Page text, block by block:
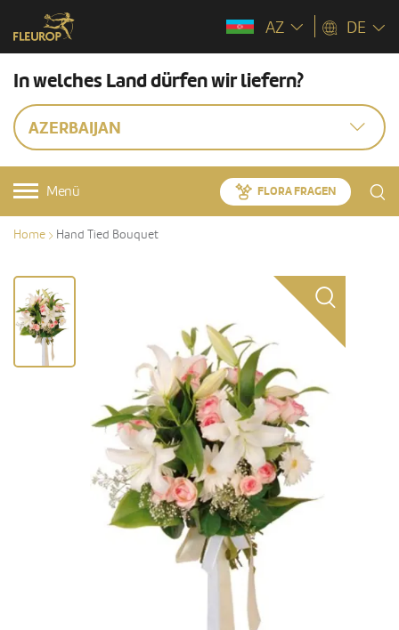
AZ DE
In welches Land dürfen wir liefern?
AZERBAIJAN
Menü FLORA FRAGEN
Home Hand Tied Bouquet